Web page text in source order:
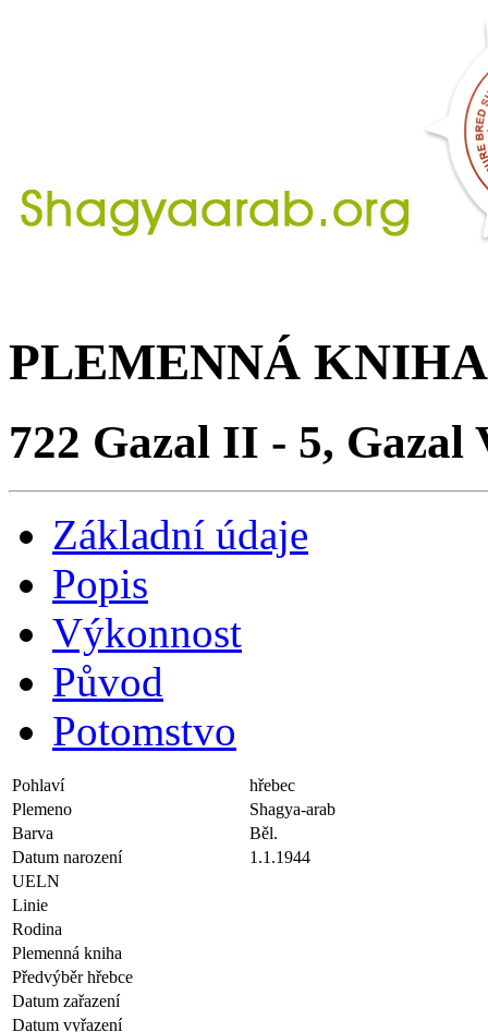
PLEMENNÁ
722 Gazal II - 5, Gazal
Základní údaje
Popis
Výkonnost
Původ
Potomstvo
Pohlaví
hřebec
Plemeno
Shagya-arab
Barva
Běl.
Datum narození
1.1.1944
UELN
Linie
Rodina
Plemenná kniha
Předvýběr hřebce
Datum zařazení
Datum vyřazení